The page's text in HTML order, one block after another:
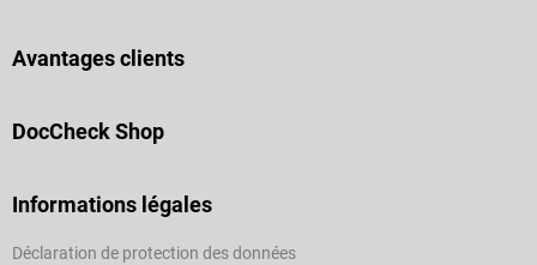
Avantages clients
DocCheck Shop
Informations légales
Déclaration de protection des données